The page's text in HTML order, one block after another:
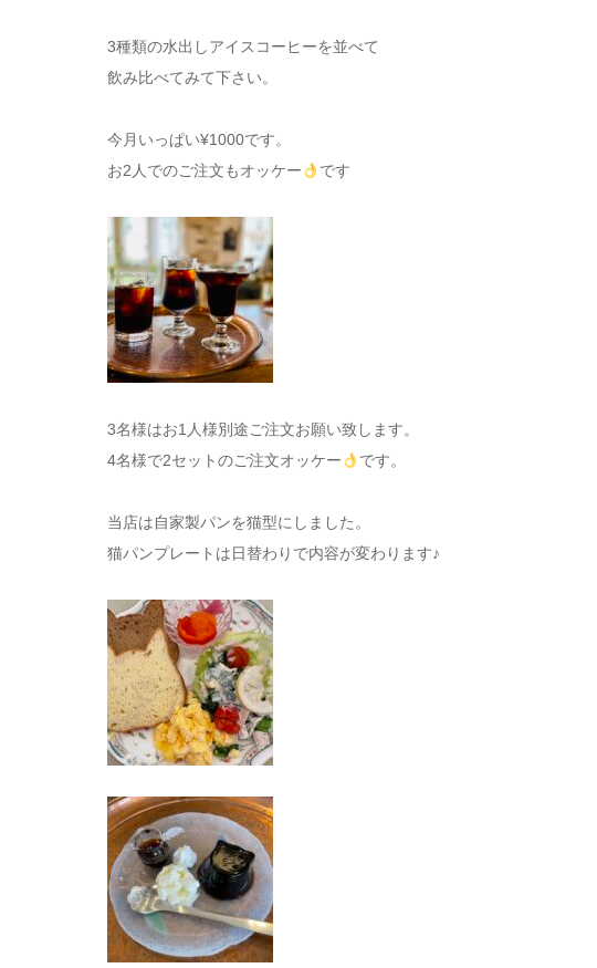
3種類の水出しアイスコーヒーを並べて
飲み比べてみて下さい。
今月いっぱい¥1000です。
お2人でのご注文もオッケー
です
3名様はお1人様別途ご注文お願い致します。
4名様で2セットのご注文オッケー
です。
当店は自家製パンを猫型にしました。
猫パンプレートは日替わりで内容が変わります♪